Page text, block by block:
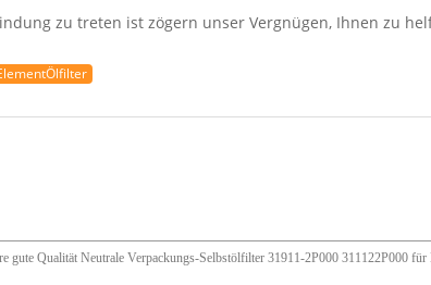
zu treten ist zögern unser Vergnügen, Ihnen zu